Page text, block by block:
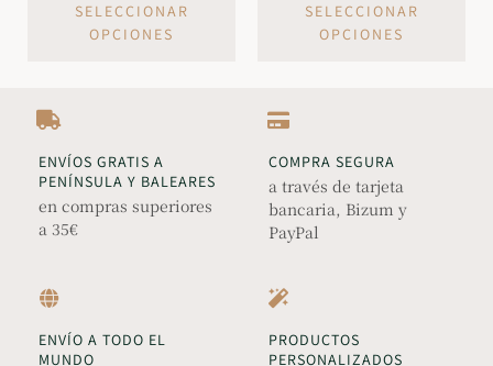
SELECCIONAR
OPCIONES
SELECCIONAR
OPCIONES
ENVÍOS GRATIS A
PENÍNSULA Y BALEARES
en compras superiores
a 35€
COMPRA SEGURA
a través de tarjeta
bancaria, Bizum y
PayPal
ENVÍO A TODO EL
MUNDO
PRODUCTOS
PERSONALIZADOS